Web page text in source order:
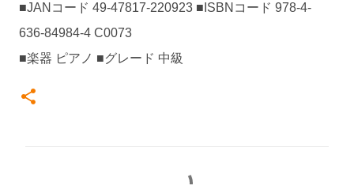
■JANコード 49-47817-220923 ■ISBNコード 978-4-
636-84984-4 C0073
■楽器 ピアノ ■グレード 中級